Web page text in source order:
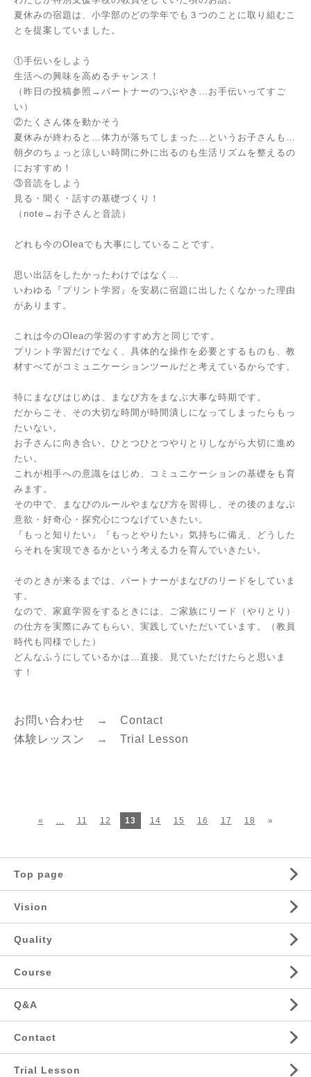
夏休みの宿題は、小学部のどの学年でも３つのことに取り組むこ
とを提案していました。
①手伝いをしよう
生活への興味を高めるチャンス！
（昨日の投稿参照→ パートナーのつぶやき…お手伝いってすご
い ）
②たくさん体を動かそう
夏休みが終わると…体力が落ちてしまった…というお子さんも…
朝夕のちょっと涼しい時間に外に出るのも生活リズムを整えるの
におすすめ！
③音読をしよう
見る・聞く・話すの基礎づくり！
（note→ お子さんと音読 ）
どれも今のOleaでも大事にしていることです。
思い出話をしたかったわけではなく…
いわゆる『プリント学習』を安易に宿題に出したくなかった理由
があります。
これは今のOleaの学習のすすめ方と同じです。
プリント学習だけでなく、具体的な操作を必要とするものも、教
材すべてがコミュニケーションツールだと考えているからです。
特にまなびはじめは、まなび方をまなぶ大事な時期です。
だからこそ、その大切な時間が時間潰しになってしまったらもっ
たいない。
お子さんに向き合い、ひとつひとつやりとりしながら大切に進め
たい。
これが相手への意識をはじめ、コミュニケーションの基礎をも育
みます。
その中で、まなびのルールやまなび方を習得し、その後のまなぶ
意欲・好奇心・探究心につなげていきたい。
『もっと知りたい』『もっとやりたい』気持ちに備え、どうした
らそれを実現できるかという考える力を育んでいきたい。
そのときが来るまでは、パートナーがまなびのリードをしていま
す。
なので、家庭学習をするときには、ご家族にリード（やりとり）
の仕方を実際にみてもらい、実践していただいています。（教員
時代も同様でした）
どんなふうにしているかは…直接、見ていただけたらと思いま
す！
お問い合わせ → Contact
体験レッスン → Trial Lesson
« ... 11 12 13 14 15 16 17 18 »
Top page
Vision
Quality
Course
Q&A
Contact
Trial Lesson